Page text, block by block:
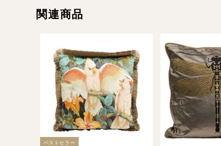
関連商品
ベストセラー